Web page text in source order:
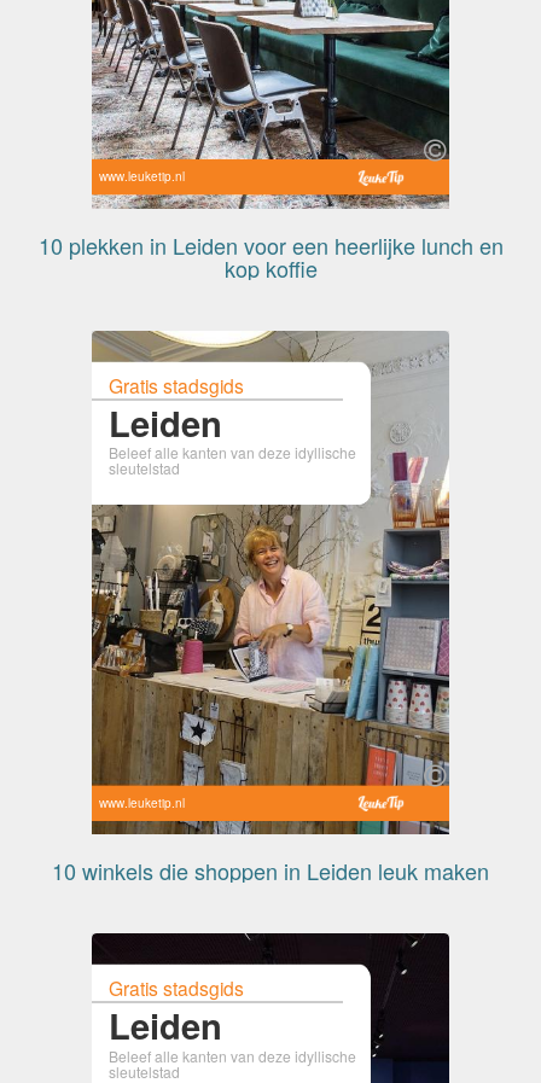
www.leuketip.nl
10 plekken in Leiden voor een heerlijke lunch en
kop koffie
Gratis stadsgids
Leiden
Beleef alle kanten van deze idyllische
sleutelstad
www.leuketip.nl
10 winkels die shoppen in Leiden leuk maken
Gratis stadsgids
Leiden
Beleef alle kanten van deze idyllische
sleutelstad